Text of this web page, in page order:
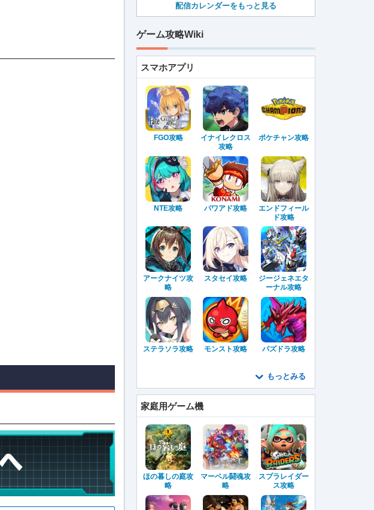
配信カレンダーをもっと見る
ゲーム攻略Wiki
スマホアプリ
FGO攻略
イナイレクロス
攻略
ポケチャン攻略
NTE攻略 パワアド攻略
エンドフィール
ド攻略
アークナイツ攻
略
スタセイ攻略
ジージェネエタ
ーナル攻略
ステラソラ攻略 モンスト攻略 パズドラ攻略
もっとみる
家庭用ゲーム機
ほの暮しの庭攻
略
マーベル闘魂攻
略
スプラレイダー
ス攻略